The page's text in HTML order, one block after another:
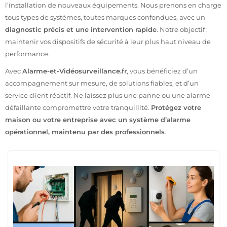
l’installation de nouveaux équipements. Nous prenons en charge
tous types de systèmes, toutes marques confondues, avec un
diagnostic précis et une intervention rapide. Notre objectif :
maintenir vos dispositifs de sécurité à leur plus haut niveau de
performance.
AvecAlarme-et-Vidéosurveillance.fr, vous bénéficiez d’un
accompagnement sur mesure, de solutions fiables, et d’un
service client réactif. Ne laissez plus une panne ou une alarme
défaillante compromettre votre tranquillité. Protégez votre
maison ou votre entreprise avec un système d’alarme
opérationnel, maintenu par des professionnels.